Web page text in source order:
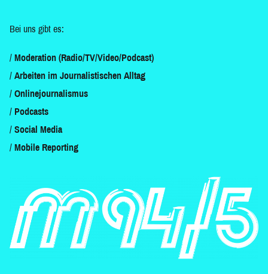
Bei uns gibt es:
Moderation (Radio/TV/Video/Podcast)
Arbeiten im Journalistischen Alltag
Onlinejournalismus
Podcasts
Social Media
Mobile Reporting